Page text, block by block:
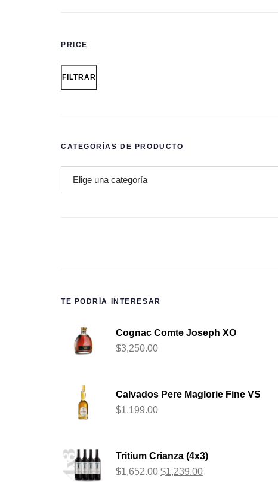
PRICE
FILTRAR
CATEGORÍAS DE PRODUCTO
TE PODRÍA INTERESAR
Cognac Comte Joseph XO
$3,250.00
Calvados Pere Maglorie Fine VS
$1,199.00
Tritium Crianza (4x3)
$1,652.00 $1,239.00